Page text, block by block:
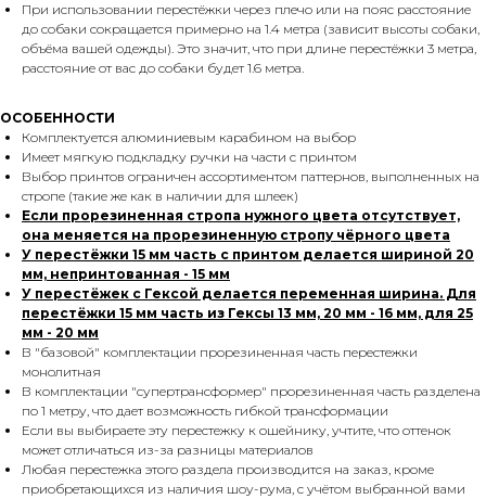
При использовании перестёжки через плечо или на пояс расстояние
до собаки сокращается примерно на 1.4 метра (зависит высоты собаки,
объёма вашей одежды). Это значит, что при длине перестёжки 3 метра,
расстояние от вас до собаки будет 1.6 метра.
ОСОБЕННОСТИ
Комплектуется алюминиевым карабином на выбор
Имеет мягкую подкладку ручки на части с принтом
Выбор принтов ограничен ассортиментом паттернов, выполненных на
стропе (такие же как в наличии для шлеек)
Если прорезиненная стропа нужного цвета отсутствует,
она меняется на прорезиненную стропу чёрного цвета
У перестёжки 15 мм часть с принтом делается шириной 20
мм, непринтованная - 15 мм
У перестёжек с Гексой делается переменная ширина. Для
перестёжки 15 мм часть из Гексы 13 мм, 20 мм - 16 мм, для 25
мм - 20 мм
В "базовой" комплектации прорезиненная часть перестежки
монолитная
В комплектации "супертрансформер" прорезиненная часть разделена
по 1 метру, что дает возможность гибкой трансформации
Если вы выбираете эту перестежку к ошейнику, учтите, что оттенок
может отличаться из-за разницы материалов
Любая перестежка этого раздела производится на заказ, кроме
приобретающихся из наличия шоу-рума, с учётом выбранной вами